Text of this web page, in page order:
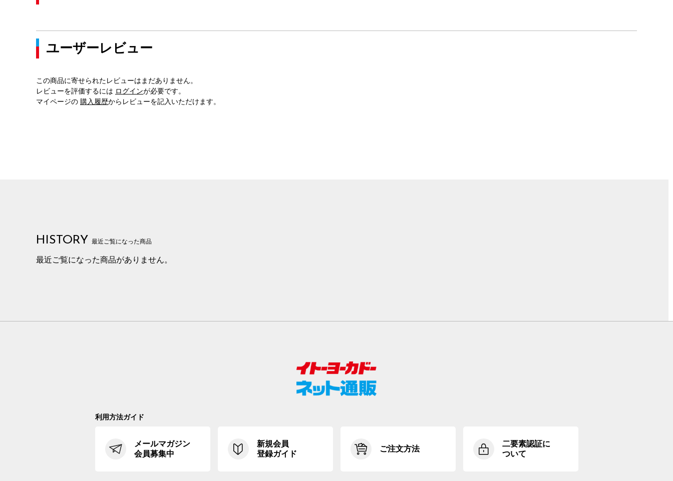
ユーザーレビュー
この商品に寄せられたレビューはまだありません。
レビューを評価するには ログインが必要です。
マイページの 購入履歴からレビューを記入いただけます。
HISTORY 最近ご覧になった商品
最近ご覧になった商品がありません。
利用方法ガイド
メールマガジン
会員募集中
新規会員
登録ガイド
ご注文方法
二要素認証に
ついて